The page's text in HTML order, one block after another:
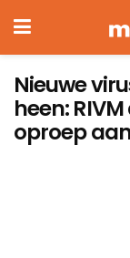
Nieuwe
heen:
oproep